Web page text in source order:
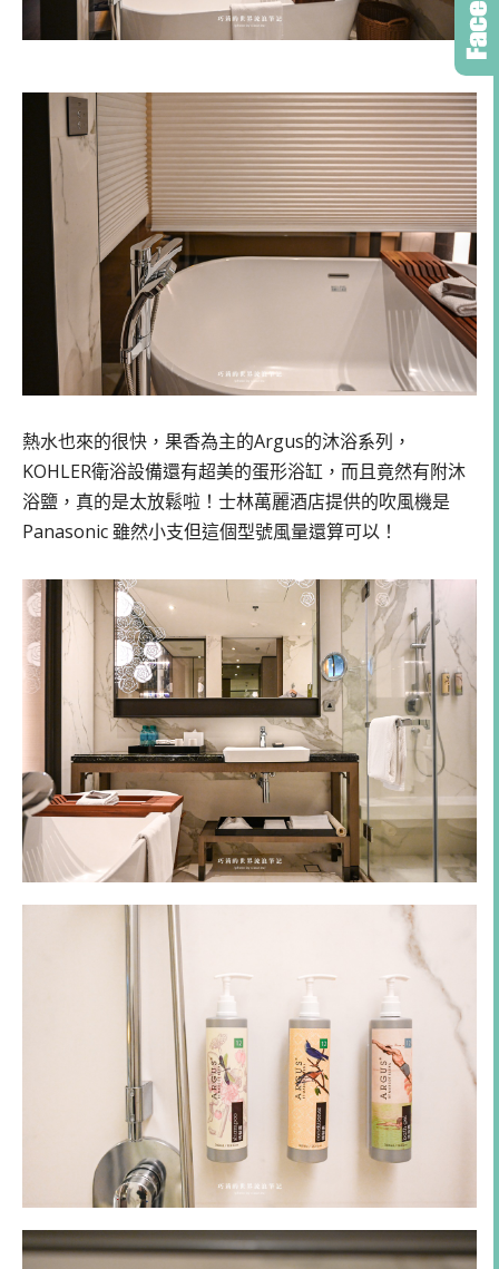
熱水也來的很快，果香為主的Argus的沐浴系列，
KOHLER衛浴設備還有超美的蛋形浴缸，而且竟然有附沐
浴鹽，真的是太放鬆啦！士林萬麗酒店提供的吹風機是
Panasonic 雖然小支但這個型號風量還算可以！